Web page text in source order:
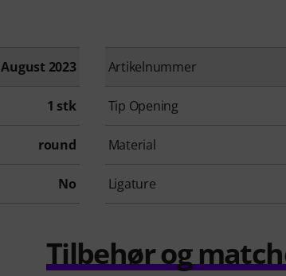
August 2023 Artikelnummer
1 stk Tip Opening
round Material
No Ligature
Tilbehør og